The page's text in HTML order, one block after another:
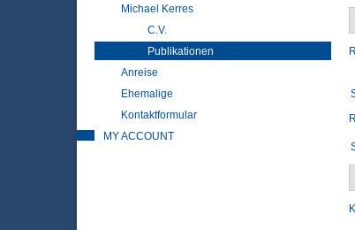
Michael Kerres
C.V.
Publikationen
Anreise
Ehemalige
Kontaktformular
MY ACCOUNT